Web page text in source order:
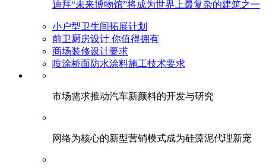
迪拜“未来博物馆”将成为世界上最复杂的建筑之一
小户型卫生间拓展计划
前卫厨房设计 你值得拥有
商场装修设计要求
喷涂桥面防水涂料施工技术要求
市场需求推动汽车新颜料的开发与研究
网络为核心的新型营销模式成为硅藻泥代理新宠